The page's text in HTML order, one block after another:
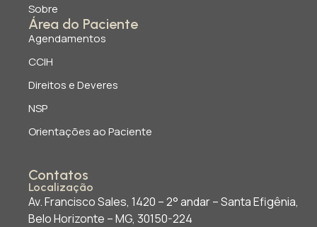
Sobre
Área do Paciente
Agendamentos
CCIH
Direitos e Deveres
NSP
Orientações ao Paciente
Contatos
Localização
Av. Francisco Sales, 1420 – 2° andar – Santa Efigênia,
Belo Horizonte – MG, 30150-224